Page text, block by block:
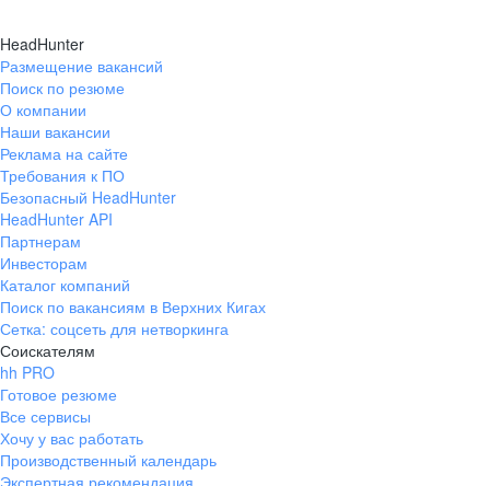
HeadHunter
Размещение вакансий
Поиск по резюме
О компании
Наши вакансии
Реклама на сайте
Требования к ПО
Безопасный HeadHunter
HeadHunter API
Партнерам
Инвесторам
Каталог компаний
Поиск по вакансиям в Верхних Кигах
Сетка: соцсеть для нетворкинга
Соискателям
hh PRO
Готовое резюме
Все сервисы
Хочу у вас работать
Производственный календарь